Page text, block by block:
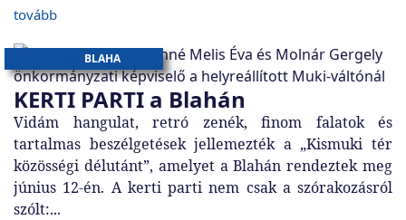
tovább
KERTI PARTI a Blahán
BLAHA
Vidám hangulat, retró zenék, finom falatok és
tartalmas beszélgetések jellemezték a „Kismuki tér
közösségi délutánt”, amelyet a Blahán rendeztek meg
június 12-én. A kerti parti nem csak a szórakozásról
szólt:...